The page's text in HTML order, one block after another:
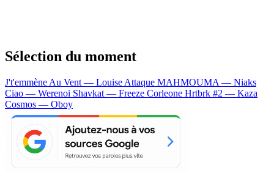
Sélection du moment
J't'emmène Au Vent — Louise Attaque MAHMOUMA — Niaks
Ciao — Werenoi Shavkat — Freeze Corleone Hrtbrk #2 — Kaza
Cosmos — Oboy